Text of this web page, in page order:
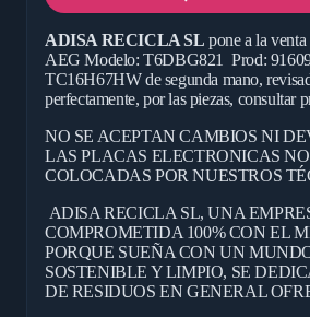
ADISA RECICLA SL pone a la venta
AEG Modelo: T6DBG821 Prod:
TC16H67HW de segunda mano,
perfectamente, por las piezas, consultar
NO SE ACEPTAN CAMBIOS NI
LAS PLACAS ELECTRONICAS
COLOCADAS POR NUESTROS
ADISA RECICLA SL, UNA
COMPROMETIDA 100% CON EL
PORQUE SUEÑA CON UN
SOSTENIBLE Y LIMPIO, SE
DE RESIDUOS EN GENERAL